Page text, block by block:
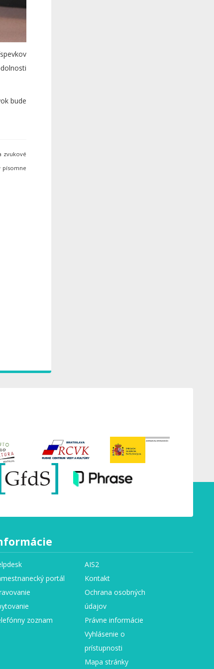
bude
zvukové
písomne
portál
zoznam
AIS2
Kontakt
Ochrana osobných
údajov
Právne informácie
Vyhlásenie o
prístupnosti
Mapa stránky